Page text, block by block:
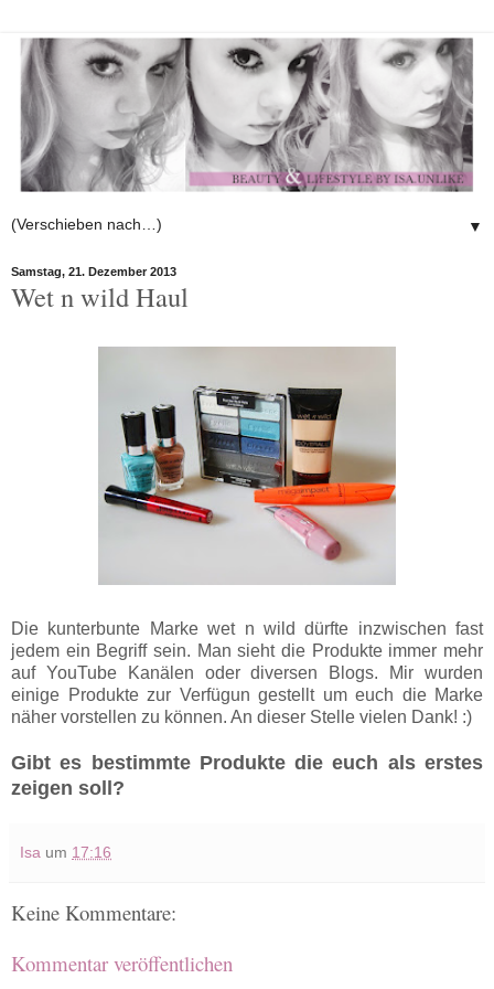
▼
Samstag, 21. Dezember 2013
Wet n wild Haul
Die kunterbunte Marke wet n wild dürfte inzwischen fast
jedem ein Begriff sein. Man sieht die Produkte immer mehr
auf YouTube Kanälen oder diversen Blogs. Mir wurden
einige Produkte zur Verfügun gestellt um euch die Marke
näher vorstellen zu können. An dieser Stelle vielen Dank! :)
Gibt es bestimmte Produkte die euch als erstes
zeigen soll?
Isa um 17:16
Keine Kommentare:
Kommentar veröffentlichen